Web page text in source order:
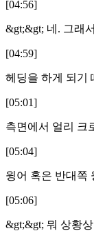
[04:56]
&gt;&gt; 네. 그래
[04:59]
헤딩을 하게 되기
[05:01]
측면에서 얼리 크
[05:04]
윙어 혹은 반대쪽
[05:06]
&gt;&gt; 뭐 상황